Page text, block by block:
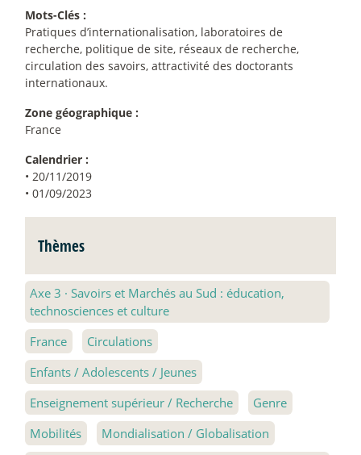
Mots-Clés :
Pratiques d’internationalisation, laboratoires de
recherche, politique de site, réseaux de recherche,
circulation des savoirs, attractivité des doctorants
internationaux.
Zone géographique :
France
Calendrier :
• 20/11/2019
• 01/09/2023
Thèmes
Axe 3 · Savoirs et Marchés au Sud : éducation,
technosciences et culture
France
Circulations
Enfants / Adolescents / Jeunes
Enseignement supérieur / Recherche
Genre
Mobilités
Mondialisation / Globalisation